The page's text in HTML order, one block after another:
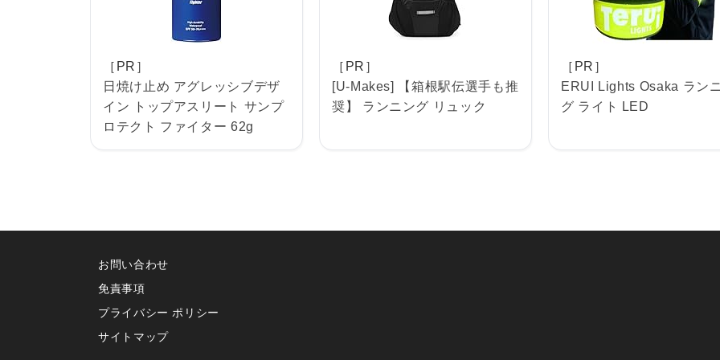
［PR］
日焼け止め アグレッシブデザ
イン トップアスリート サンプ
ロテクト ファイター 62g
［PR］
[U-Makes] 【箱根駅伝選手も推
奨】 ランニング リュック
［PR］
ERUI Lights Osaka ラン
グ ライト LED
お問い合わせ
免責事項
プライバシー ポリシー
サイトマップ